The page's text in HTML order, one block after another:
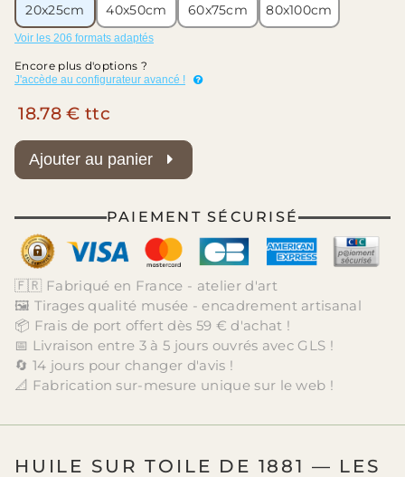
20x25cm 40x50cm 60x75cm 80x100cm
Voir les 206 formats adaptés
Encore plus d'options ?
J'accède au configurateur avancé !
18.78 € ttc
Ajouter au panier
PAIEMENT SÉCURISÉ
🇫🇷 Fabriqué en France - atelier d'art
🖼️ Tirages qualité musée - encadrement artisanal
📦 Frais de port offert dès 59 € d'achat !
📅 Livraison entre 3 à 5 jours ouvrés avec GLS !
🔄 14 jours pour changer d'avis !
📐 Fabrication sur-mesure unique sur le web !
HUILE SUR TOILE DE 1881 — LES